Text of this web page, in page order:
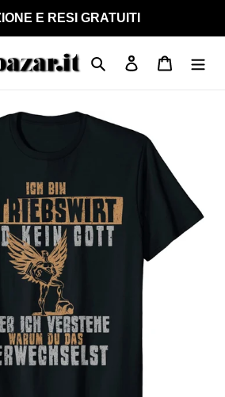
E RESI GRATUITI
Cerca Accedi Carrello